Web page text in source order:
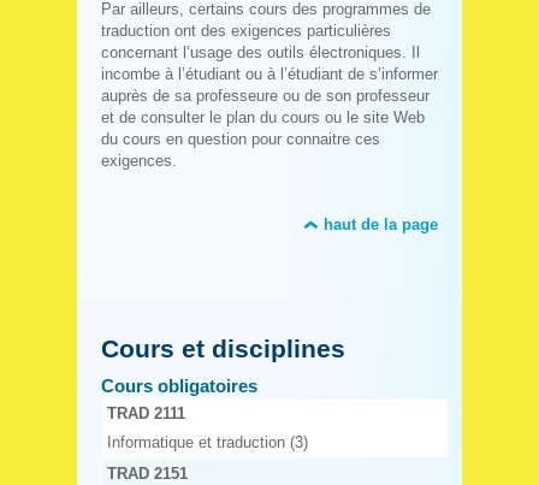
Par ailleurs, certains cours des programmes de
traduction ont des exigences particulières
concernant l’usage des outils électroniques. Il
incombe à l’étudiant ou à l’étudiant de s’informer
auprès de sa professeure ou de son professeur
et de consulter le plan du cours ou le site Web
du cours en question pour connaitre ces
exigences.
haut de la page
Cours et disciplines
Cours obligatoires
TRAD 2111
Informatique et traduction (3)
TRAD 2151